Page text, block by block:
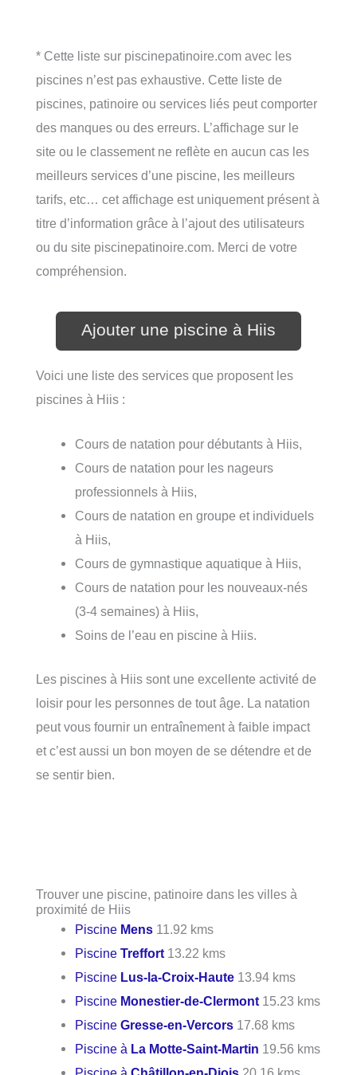
* Cette liste sur piscinepatinoire.com avec les
piscines n’est pas exhaustive. Cette liste de
piscines, patinoire ou services liés peut comporter
des manques ou des erreurs. L’affichage sur le
site ou le classement ne reflète en aucun cas les
meilleurs services d’une piscine, les meilleurs
tarifs, etc… cet affichage est uniquement présent à
titre d’information grâce à l’ajout des utilisateurs
ou du site piscinepatinoire.com. Merci de votre
compréhension.
Ajouter une piscine à Hiis
Voici une liste des services que proposent les
piscines à Hiis :
Cours de natation pour débutants à Hiis,
Cours de natation pour les nageurs
professionnels à Hiis,
Cours de natation en groupe et individuels
à Hiis,
Cours de gymnastique aquatique à Hiis,
Cours de natation pour les nouveaux-nés
(3-4 semaines) à Hiis,
Soins de l’eau en piscine à Hiis.
Les piscines à Hiis sont une excellente activité de
loisir pour les personnes de tout âge. La natation
peut vous fournir un entraînement à faible impact
et c’est aussi un bon moyen de se détendre et de
se sentir bien.
Trouver une piscine, patinoire dans les villes à
proximité de Hiis
Piscine Mens 11.92 kms
PiscineTreffort 13.22 kms
Piscine Lus-la-Croix-Haute 13.94 kms
Piscine Monestier-de-Clermont 15.23 kms
PiscineGresse-en-Vercors 17.68 kms
Piscine à La Motte-Saint-Martin 19.56 kms